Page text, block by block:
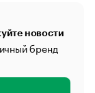
новости
бренд